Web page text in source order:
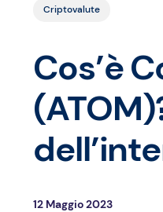
Criptovalute
Cos’è
12 Maggio 2023